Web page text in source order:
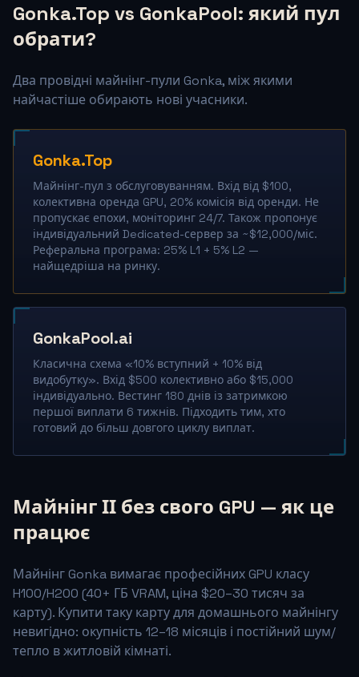
Gonka.Top vs GonkaPool: який пул
обрати?
Два провідні майнінг-пули Gonka, між якими
найчастіше обирають нові учасники.
Gonka.Top
Майнінг-пул з обслуговуванням. Вхід від $100,
колективна оренда GPU, 20% комісія від оренди. Не
пропускає епохи, моніторинг 24/7. Також пропонує
індивідуальний Dedicated-сервер за ~$12,000/міс.
Реферальна програма: 25% L1 + 5% L2 —
найщедріша на ринку.
GonkaPool.ai
Класична схема «10% вступний + 10% від
видобутку». Вхід $500 колективно або $15,000
індивідуально. Вестинг 180 днів із затримкою
першої виплати 6 тижнів. Підходить тим, хто
готовий до більш довгого циклу виплат.
Майнінг ІІ без свого GPU — як це
працює
Майнінг Gonka вимагає професійних GPU класу
H100/H200 (40+ ГБ VRAM, ціна $20–30 тисяч за
карту). Купити таку карту для домашнього майнінгу
невигідно: окупність 12–18 місяців і постійний шум/
тепло в житловій кімнаті.